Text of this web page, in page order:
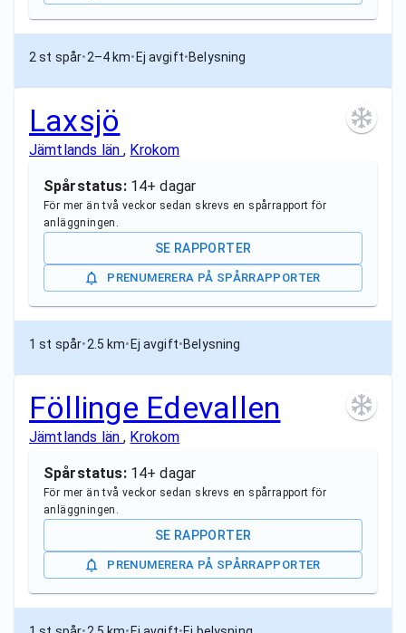
2 st spår•2–4 km• Ej avgift•Belysning
Laxsjö
Jämtlands län, Krokom
Spårstatus: 14+ dagar
För mer än två veckor sedan skrevs en spårrapport för
anläggningen.
SE RAPPORTER
PRENUMERERA PÅ SPÅRRAPPORTER
1 st spår•2.5 km• Ej avgift•Belysning
Föllinge Edevallen
Jämtlands län, Krokom
Spårstatus: 14+ dagar
För mer än två veckor sedan skrevs en spårrapport för
anläggningen.
SE RAPPORTER
PRENUMERERA PÅ SPÅRRAPPORTER